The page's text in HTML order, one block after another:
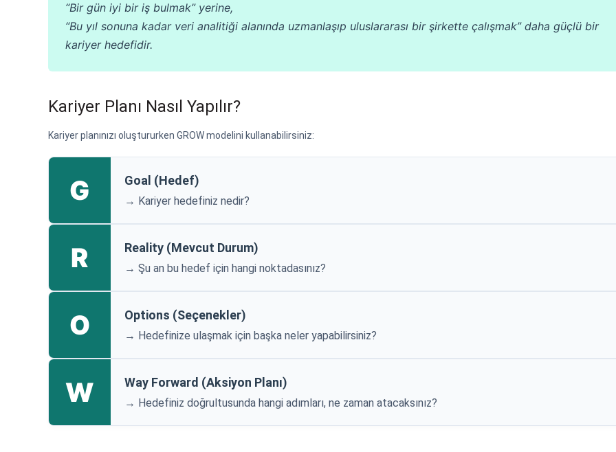
“Bir gün iyi bir iş bulmak” yerine,
“Bu yıl sonuna kadar veri analitiği alanında uzmanlaşıp uluslararası bir şirkette çalışmak” daha güçlü bir
kariyer hedefidir.
Kariyer Planı Nasıl Yapılır?
Kariyer planınızı oluştururken GROW modelini kullanabilirsiniz:
G Goal (Hedef)
→ Kariyer hedefiniz nedir?
R Reality (Mevcut Durum)
→ Şu an bu hedef için hangi noktadasınız?
O Options (Seçenekler)
→ Hedefinize ulaşmak için başka neler yapabilirsiniz?
W Way Forward (Aksiyon Planı)
→ Hedefiniz doğrultusunda hangi adımları, ne zaman atacaksınız?